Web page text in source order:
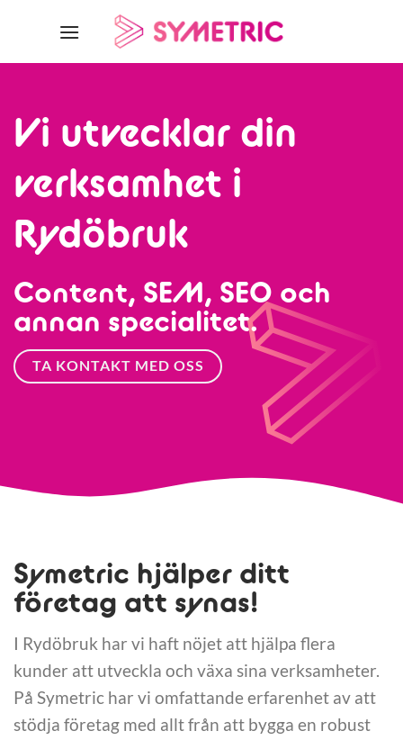
Vi utvecklar din
verksamhet i
Rydöbruk
Content, SEM, SEO och
annan specialitet.
TA KONTAKT MED OSS
Symetric hjälper ditt
företag att synas!
I Rydöbruk har vi haft nöjet att hjälpa flera
kunder att utveckla och växa sina verksamheter.
På Symetric har vi omfattande erfarenhet av att
stödja företag med allt från att bygga en robust